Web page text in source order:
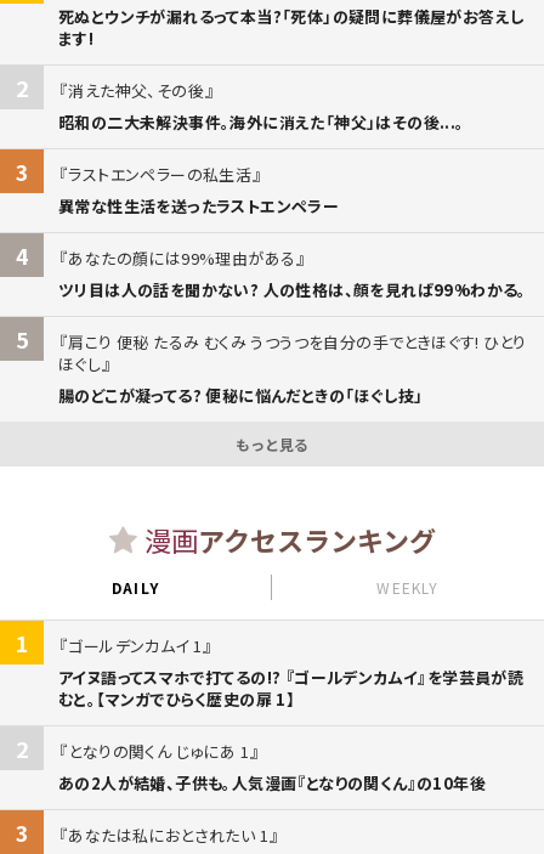
死ぬとウンチが漏れるって本当?「死体」の疑問に葬儀屋がお答えし
ます!
2
消えた神父、その後
昭和の二大未解決事件。海外に消えた「神父」はその後...。
3
ラストエンペラーの私生活
異常な性生活を送ったラストエンペラー
4
あなたの顔には99%理由がある
ツリ目は人の話を聞かない? 人の性格は、顔を見れば99%わかる。
5
肩こり 便秘 たるみ むくみ うつうつを自分の手でときほぐす! ひとり
ほぐし
腸のどこが凝ってる? 便秘に悩んだときの「ほぐし技」
もっと見る
漫画アクセスランキング
DAILY WEEKLY
1
ゴールデンカムイ 1
アイヌ語ってスマホで打てるの!? 『ゴールデンカムイ』を学芸員が読
むと。【マンガでひらく歴史の扉 1】
2
となりの関くん じゅにあ 1
あの2人が結婚、子供も。人気漫画『となりの関くん』の10年後
3
あなたは私におとされたい 1